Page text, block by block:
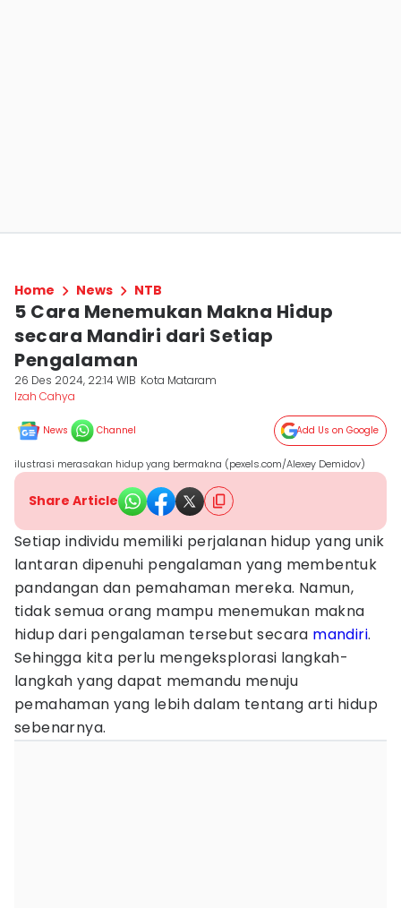
Home News NTB
5 Cara Menemukan Makna Hidup
secara Mandiri dari Setiap
Pengalaman
26 Des 2024, 22:14 WIB Kota Mataram
Izah Cahya
News Channel Add Us on Google
ilustrasi merasakan hidup yang bermakna (pexels.com/Alexey Demidov)
Share Article
Setiap individu memiliki perjalanan hidup yang unik
lantaran dipenuhi pengalaman yang membentuk
pandangan dan pemahaman mereka. Namun,
tidak semua orang mampu menemukan makna
hidup dari pengalaman tersebut secara mandiri.
Sehingga kita perlu mengeksplorasi langkah-
langkah yang dapat memandu menuju
pemahaman yang lebih dalam tentang arti hidup
sebenarnya.